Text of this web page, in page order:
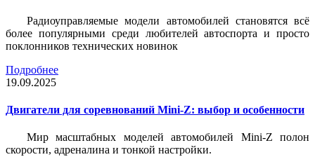
Радиоуправляемые модели автомобилей становятся всё
более популярными среди любителей автоспорта и просто
поклонников технических новинок
Подробнее
19.09.2025
Двигатели для соревнований Mini-Z: выбор и особенности
Мир масштабных моделей автомобилей Mini-Z полон
скорости, адреналина и тонкой настройки.